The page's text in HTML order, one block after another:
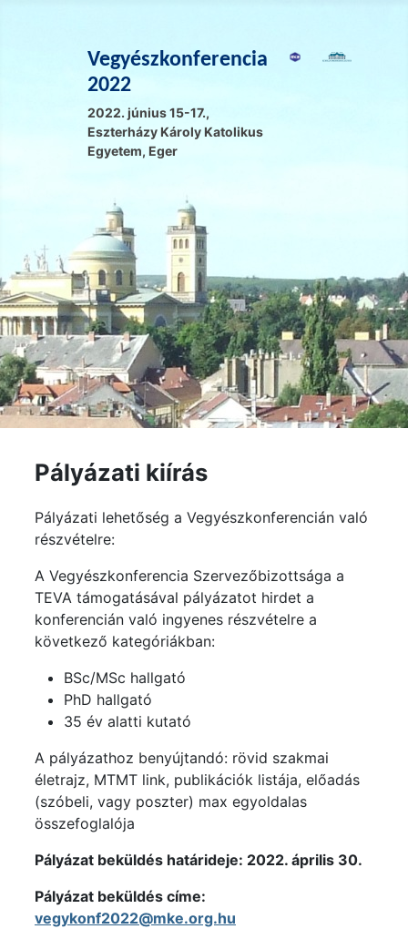
Vegyészkonferencia
2022
2022. június 15-17.,
Eszterházy Károly Katolikus
Egyetem, Eger
Pályázati kiírás
Pályázati lehetőség a Vegyészkonferencián való
részvételre:
A Vegyészkonferencia Szervezőbizottsága a
TEVA támogatásával pályázatot hirdet a
konferencián való ingyenes részvételre a
következő kategóriákban:
BSc/MSc hallgató
PhD hallgató
35 év alatti kutató
A pályázathoz benyújtandó: rövid szakmai
életrajz, MTMT link, publikációk listája, előadás
(szóbeli, vagy poszter) max egyoldalas
összefoglalója
Pályázat beküldés határideje: 2022. április 30.
Pályázat beküldés címe:
vegykonf2022@mke.org.hu